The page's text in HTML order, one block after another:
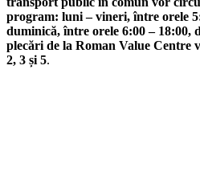
program: luni – vineri, între orele
duminică, între orele 6:00 – 18:00,
plecări de la Roman Value Centre
2, 3 și 5.